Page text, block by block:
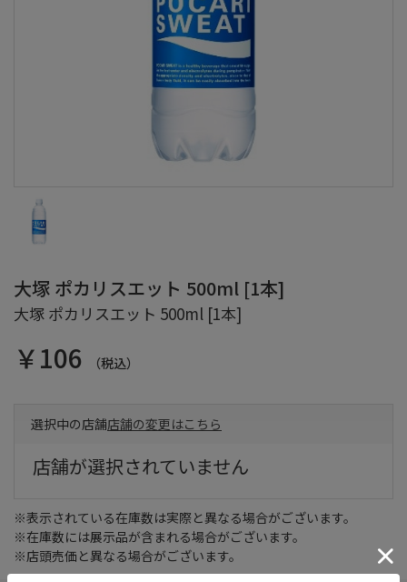
大塚 ポカリスエット 500ml [1本]
大塚 ポカリスエット 500ml [1本]
￥106 （税込）
選択中の店舗店舗の変更はこちら
店舗が選択されていません
※表示されている在庫数は実際と異なる場合がございます。
※在庫数には展示品が含まれる場合がございます。
※店頭売価と異なる場合がございます。